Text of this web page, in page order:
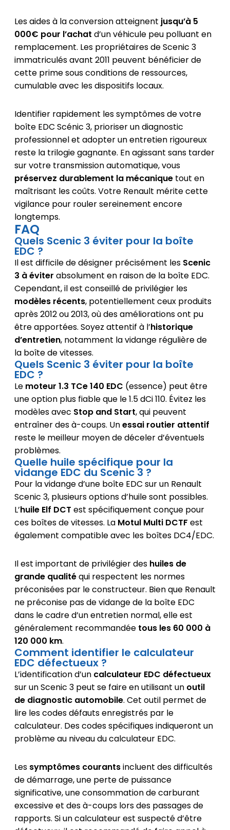
Les aides à la conversion atteignent jusqu’à 5
000€ pour l’achat d’un véhicule peu polluant en
remplacement. Les propriétaires de Scenic 3
immatriculés avant 2011 peuvent bénéficier de
cette prime sous conditions de ressources,
cumulable avec les dispositifs locaux.
Identifier rapidement les symptômes de votre
boîte EDC Scénic 3, prioriser un diagnostic
professionnel et adopter un entretien rigoureux
reste la trilogie gagnante. En agissant sans tarder
sur votre transmission automatique, vous
préservez durablement la mécaniquetout en
maîtrisant les coûts. Votre Renault mérite cette
vigilance pour rouler sereinement encore
longtemps.
FAQ
Quels Scenic 3 éviter pour la boîte
EDC ?
Il est difficile de désigner précisément les Scenic
3 à éviter absolument en raison de la boîte EDC.
Cependant, il est conseillé de privilégier les
modèles récents, potentiellement ceux produits
après 2012 ou 2013, où des améliorations ont pu
être apportées. Soyez attentif à l’historique
d’entretien, notamment la vidange régulière de
la boîte de vitesses.
Quels Scenic 3 éviter pour la boîte
EDC ?
Le moteur 1.3 TCe 140 EDC (essence) peut être
une option plus fiable que le 1.5 dCi 110. Évitez les
modèles avec Stop and Start, qui peuvent
entraîner des à-coups. Unessai routier attentif
reste le meilleur moyen de déceler d’éventuels
problèmes.
Quelle huile spécifique pour la
vidange EDC du Scenic 3 ?
Pour la vidange d’une boîte EDC sur un Renault
Scenic 3, plusieurs options d’huile sont possibles.
L’huile Elf DCT est spécifiquement conçue pour
ces boîtes de vitesses. La Motul Multi DCTF est
également compatible avec les boîtes DC4/EDC.
Il est important de privilégier des huiles de
grande qualitéqui respectent les normes
préconisées par le constructeur. Bien que Renault
ne préconise pas de vidange de la boîte EDC
dans le cadre d’un entretien normal, elle est
généralement recommandée tous les 60 000 à
120 000 km.
Comment identifier le calculateur
EDC défectueux ?
L’identification d’un calculateur EDC défectueux
sur un Scenic 3 peut se faire en utilisant un outil
de diagnostic automobile. Cet outil permet de
lire les codes défauts enregistrés par le
calculateur. Des codes spécifiques indiqueront un
problème au niveau du calculateur EDC.
Les symptômes courantsincluent des difficultés
de démarrage, une perte de puissance
significative, une consommation de carburant
excessive et des à-coups lors des passages de
rapports. Si un calculateur est suspecté d’être